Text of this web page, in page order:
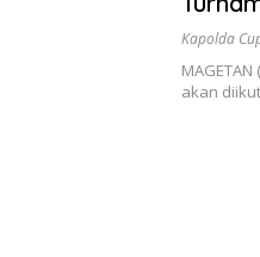
Kapolda
akan